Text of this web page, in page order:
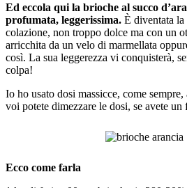
Ed eccola qui la brioche al succo
profumata, leggerissima. È diventata
colazione, non troppo dolce ma con un
arricchita da un velo di marmellata
così. La sua leggerezza vi conquisterà,
colpa!
Io ho usato dosi massicce, come
voi potete dimezzare le dosi, se avete un
Ecco come farla